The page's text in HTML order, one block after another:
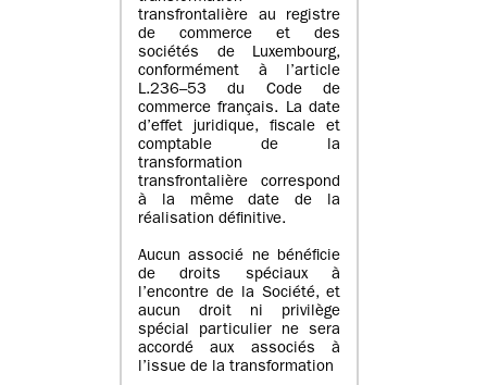
transfrontalière au registre
de commerce et des
sociétés de Luxembourg,
conformément à l’article
L.236–53 du Code de
commerce français. La date
d’effet juridique, fiscale et
comptable de la
transformation
transfrontalière correspond
à la même date de la
réalisation définitive.
Aucun associé ne bénéficie
de droits spéciaux à
l’encontre de la Société, et
aucun droit ni privilège
spécial particulier ne sera
accordé aux associés à
l’issue de la transformation